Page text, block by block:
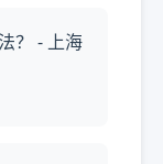
？ - 上海